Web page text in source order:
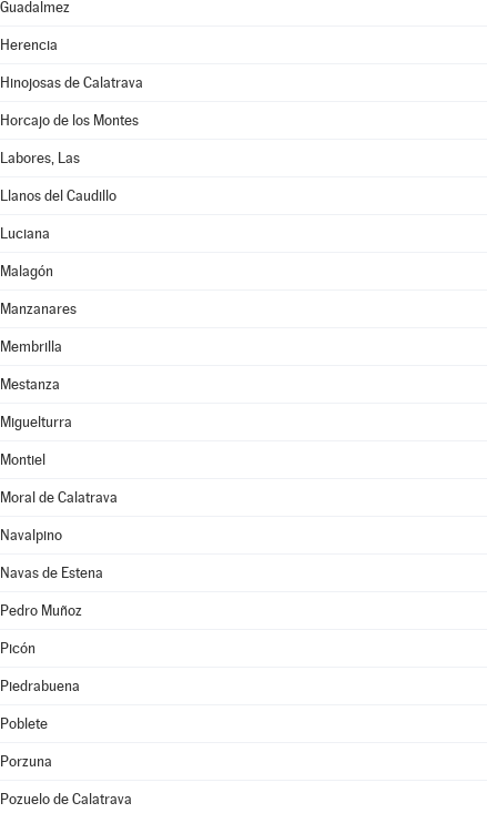
Guadalmez
Herencia
Hinojosas de Calatrava
Horcajo de los Montes
Labores, Las
Llanos del Caudillo
Luciana
Malagón
Manzanares
Membrilla
Mestanza
Miguelturra
Montiel
Moral de Calatrava
Navalpino
Navas de Estena
Pedro Muñoz
Picón
Piedrabuena
Poblete
Porzuna
Pozuelo de Calatrava